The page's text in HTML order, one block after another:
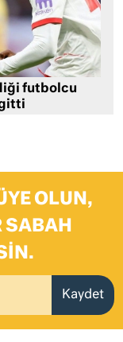
futbolcu
gitti
OLUN,
SABAH
Kaydet